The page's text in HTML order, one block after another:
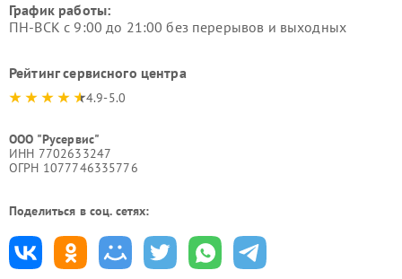
График работы:
ПН-ВСК с 9:00 до 21:00 без перерывов и выходных
Рейтинг сервисного центра
4.9-5.0
ООО "Русервис"
ИНН 7702633247
ОГРН 1077746335776
Поделиться в соц. сетях: